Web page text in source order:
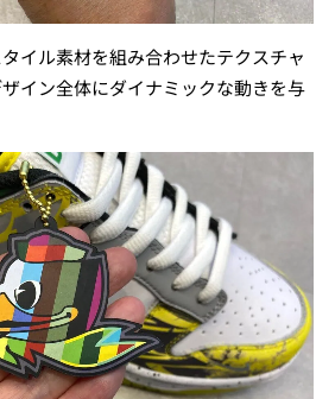
イル素材を組み合わせたテクスチャ
イン全体にダイナミックな動きを与